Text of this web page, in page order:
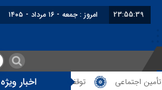
23:55:40 امروز : جمعه - ۱۶ مرداد - ۱۴۰۵
اخبار ویژه
توقف‌های مرزی، هزینه‌های پنهان و